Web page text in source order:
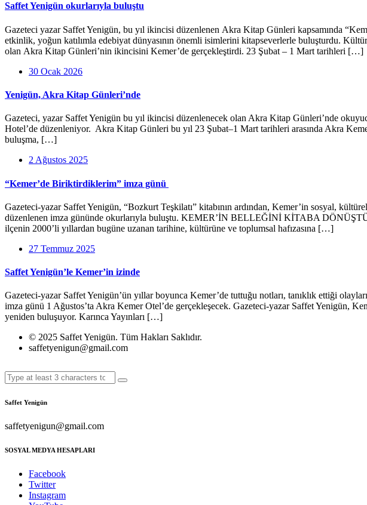
Saffet Yenigün okurlarıyla buluştu
Gazeteci yazar Saffet Yenigün, bu yıl ikincisi düzenlenen Akra Kitap Günleri kapsamında
etkinlik, yoğun katılımla edebiyat dünyasının önemli isimlerini kitapseverlerle buluşturdu.
olan Akra Kitap Günleri’nin ikincisini Kemer’de gerçekleştirdi. 23 Şubat – 1 Mart tarihleri […]
30 Ocak 2026
Yenigün, Akra Kitap Günleri’nde
Gazeteci, yazar Saffet Yenigün bu yıl ikincisi düzenlenecek olan Akra Kitap Günleri’nde
Hotel’de düzenleniyor. Akra Kitap Günleri bu yıl 23 Şubat–1 Mart tarihleri arasında Akra
buluşma, […]
2 Ağustos 2025
“Kemer’de Biriktirdiklerim” imza günü
Gazeteci-yazar Saffet Yenigün, “Bozkurt Teşkilatı” kitabının ardından, Kemer’in sosyal,
düzenlenen imza gününde okurlarıyla buluştu. KEMER’İN BELLEĞİNİ KİTABA
ilçenin 2000’li yıllardan bugüne uzanan tarihine, kültürüne ve toplumsal hafızasına […]
27 Temmuz 2025
Saffet Yenigün’le Kemer’in izinde
Gazeteci-yazar Saffet Yenigün’ün yıllar boyunca Kemer’de tuttuğu notları, tanıklık ettiği
imza günü 1 Ağustos’ta Akra Kemer Otel’de gerçekleşecek. Gazeteci-yazar Saffet Yenigün,
yeniden buluşuyor. Karınca Yayınları […]
© 2025 Saffet Yenigün. Tüm Hakları Saklıdır.
saffetyenigun@gmail.com
Saffet Yenigün
saffetyenigun@gmail.com
SOSYAL MEDYA HESAPLARI
Facebook
Twitter
Instagram